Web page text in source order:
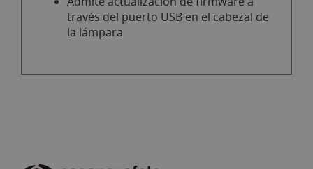
través del puerto USB en el cabezal de
la lámpara